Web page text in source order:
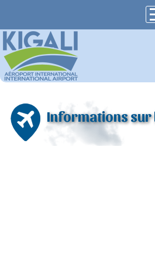
Informations sur